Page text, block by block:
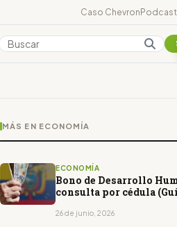
Caso Chevron
Colombia
MÁS EN ECONOMÍA
ECONOMÍA
Bono de Desarrollo
consulta por cédula
26 de junio, 2026